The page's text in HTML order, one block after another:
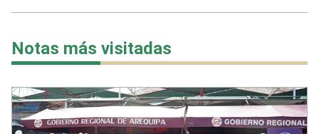
Notas más visitadas